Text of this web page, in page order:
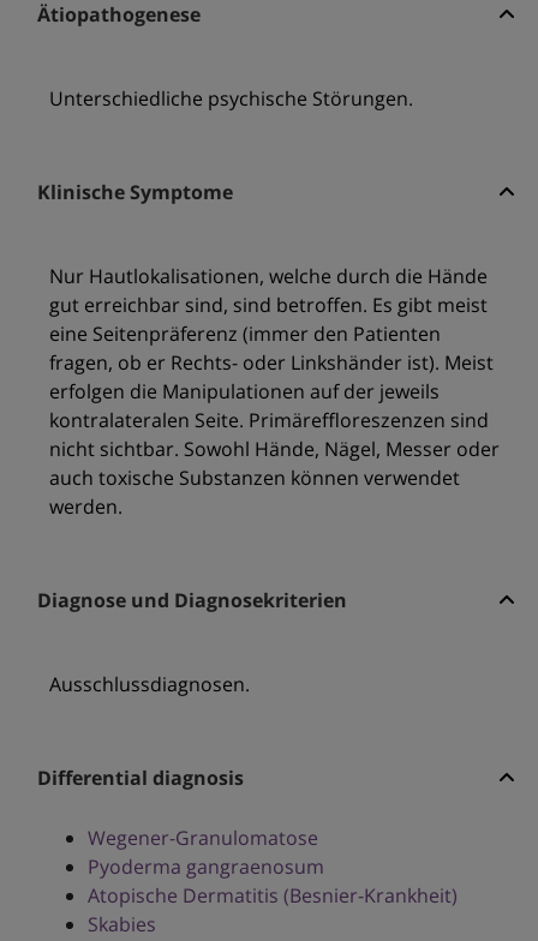
Ätiopathogenese
Unterschiedliche psychische Störungen.
Klinische Symptome
Nur Hautlokalisationen, welche durch die Hände
gut erreichbar sind, sind betroffen. Es gibt meist
eine Seitenpräferenz (immer den Patienten
fragen, ob er Rechts- oder Linkshänder ist). Meist
erfolgen die Manipulationen auf der jeweils
kontralateralen Seite. Primäreffloreszenzen sind
nicht sichtbar. Sowohl Hände, Nägel, Messer oder
auch toxische Substanzen können verwendet
werden.
Diagnose und Diagnosekriterien
Ausschlussdiagnosen.
Differential diagnosis
Wegener-Granulomatose
Pyoderma gangraenosum
Atopische Dermatitis (Besnier-Krankheit)
Skabies